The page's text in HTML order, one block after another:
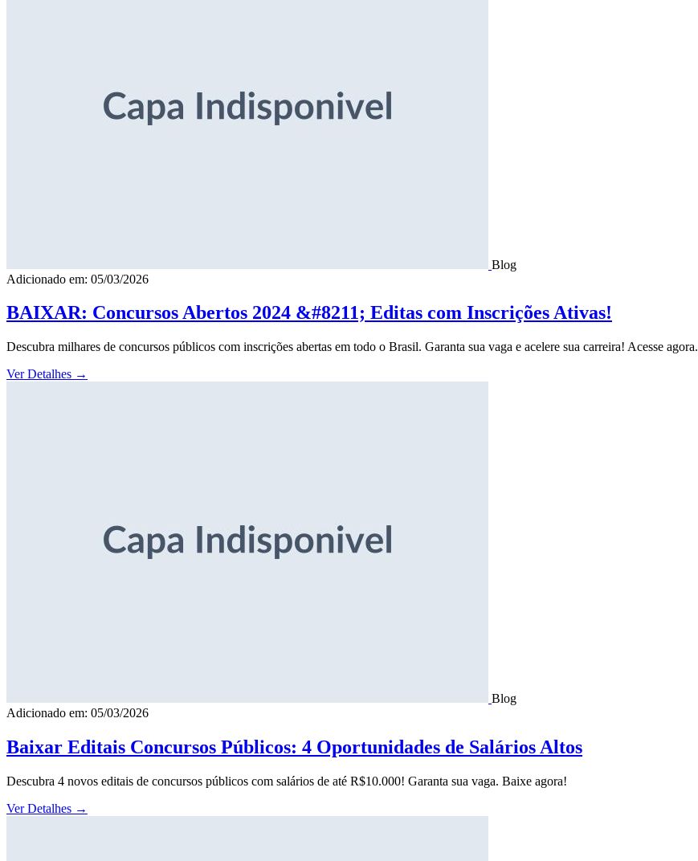
Blog
Adicionado em: 05/03/2026
BAIXAR: Concursos Abertos 2024 &#8211; Editas com Inscrições Ativas!
Descubra milhares de concursos públicos com inscrições abertas em todo o Brasil. Garanta sua vaga e acelere sua carreira! Acesse agora.
Ver Detalhes →
Blog
Adicionado em: 05/03/2026
Baixar Editais Concursos Públicos: 4 Oportunidades de Salários Altos
Descubra 4 novos editais de concursos públicos com salários de até R$10.000! Garanta sua vaga. Baixe agora!
Ver Detalhes →